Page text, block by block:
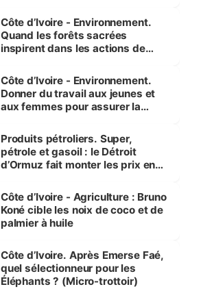
Côte d’Ivoire - Environnement.
Quand les forêts sacrées
inspirent dans les actions de
Côte d’Ivoire - Environnement.
Donner du travail aux jeunes et
aux femmes pour assurer la
menacées
Produits pétroliers. Super,
pétrole et gasoil : le Détroit
d’Ormuz fait monter les prix en
Côte d’Ivoire - Agriculture : Bruno
Koné cible les noix de coco et de
palmier à huile
Côte d’Ivoire. Après Emerse Faé,
quel sélectionneur pour les
Éléphants ? (Micro-trottoir)